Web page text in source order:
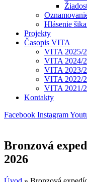
Hlásenie
Projekty
Časopis VITA
VITA 2025/
VITA 2024/
VITA 2023/
VITA 2022/
VITA 2021/
Kontakty
Facebook Instagram
Bronzová
2026